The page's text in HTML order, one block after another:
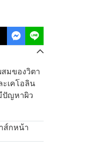
สมของวิตา
เคโอลิน
ปัญหาผิว
กหน้า